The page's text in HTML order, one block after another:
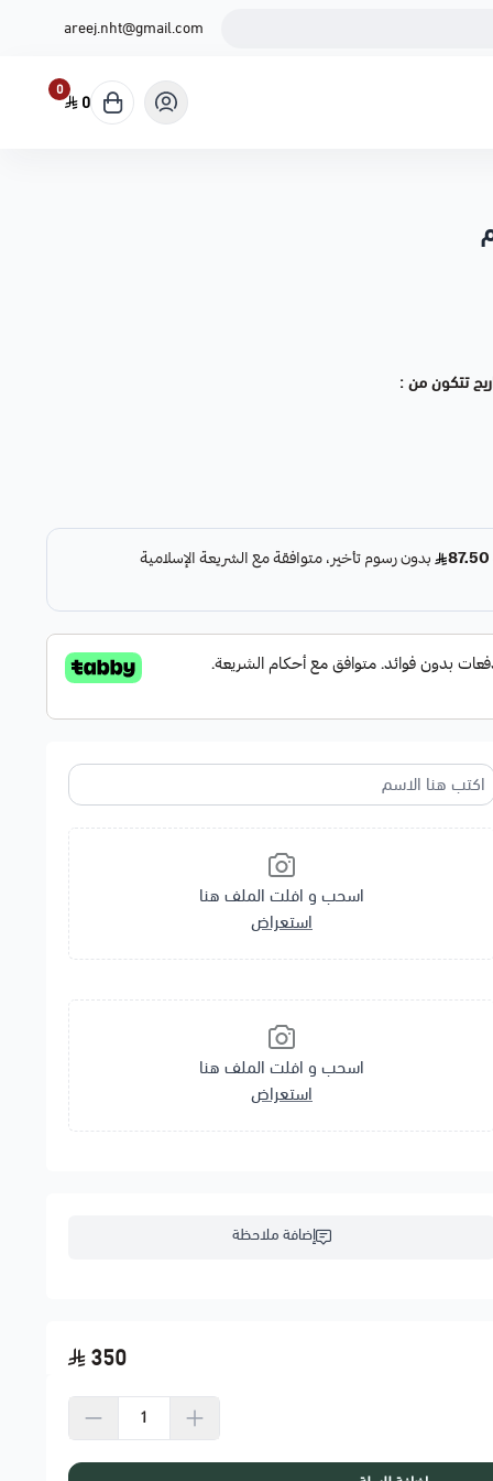
areej.nht@gmail.com
0
0
تتكون من :
رادو بتصميم فريد
ومكينة ⏱
اسحب و افلت الملف هنا
استعراض
اسحب و افلت الملف هنا
استعراض
إضافة ملاحظة
350